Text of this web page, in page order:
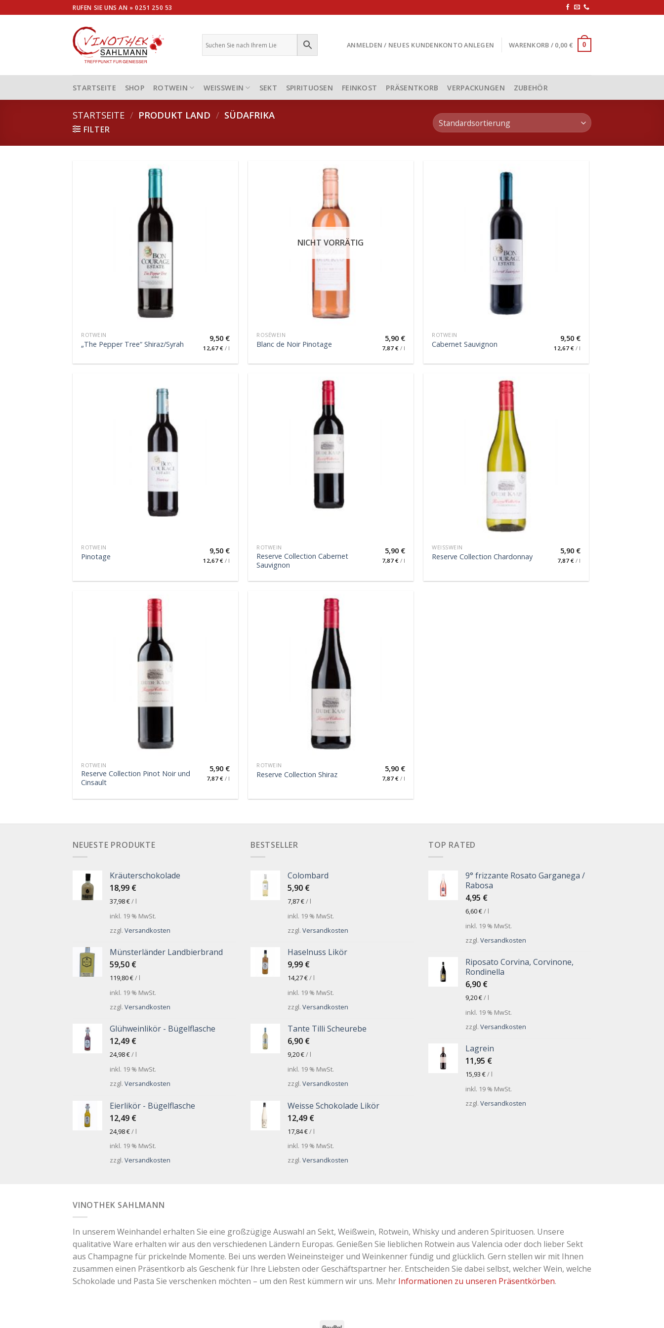
to
RUFEN SIE UNS AN »0251 250 53
ANMELDEN / NEUES KUNDENKONTO ANLEGEN WARENKORB / 0,00 € 0
STARTSEITE SHOP ROTWEIN WEISSWEIN SEKT SPIRITUOSEN FEINKOST PRÄSENTKORB VERPACKUNGEN ZUBEHÖR
STARTSEITE / PRODUKT LAND / SÜDAFRIKA
FILTER
ROTWEIN
„The Pepper Tree“ Shiraz/Syrah
9,50 €
12,67 € / l
NICHT VORRÄTIG
ROSÉWEIN
Blanc de Noir Pinotage
5,90 €
7,87 € / l
ROTWEIN
Cabernet Sauvignon
9,50 €
12,67 € / l
ROTWEIN
Pinotage
9,50 €
12,67 € / l
ROTWEIN
Reserve Collection Cabernet
Sauvignon
5,90 €
7,87 € / l
WEISSWEIN
Reserve Collection Chardonnay
5,90 €
7,87 € / l
ROTWEIN
Reserve Collection Pinot Noir und
Cinsault
5,90 €
7,87 € / l
ROTWEIN
Reserve Collection Shiraz
5,90 €
7,87 € / l
NEUESTE PRODUKTE
Kräuterschokolade
18,99 €
37,98€/ l
inkl. 19 % MwSt.
zzgl. Versandkosten
Münsterländer Landbierbrand
59,50 €
119,80€/ l
inkl. 19 % MwSt.
zzgl. Versandkosten
Glühweinlikör - Bügelflasche
12,49 €
24,98€/ l
inkl. 19 % MwSt.
zzgl. Versandkosten
Eierlikör - Bügelflasche
12,49 €
24,98€/ l
inkl. 19 % MwSt.
zzgl. Versandkosten
BESTSELLER
Colombard
5,90 €
7,87€/ l
inkl. 19 % MwSt.
zzgl. Versandkosten
Haselnuss Likör
9,99 €
14,27€/ l
inkl. 19 % MwSt.
zzgl. Versandkosten
Tante Tilli Scheurebe
6,90 €
9,20€/ l
inkl. 19 % MwSt.
zzgl. Versandkosten
Weisse Schokolade Likör
12,49 €
17,84€/ l
inkl. 19 % MwSt.
zzgl. Versandkosten
TOP RATED
9° frizzante Rosato Garganega /
Rabosa
4,95 €
6,60€/ l
inkl. 19 % MwSt.
zzgl. Versandkosten
Riposato Corvina, Corvinone,
Rondinella
6,90 €
9,20€/ l
inkl. 19 % MwSt.
zzgl. Versandkosten
Lagrein
11,95 €
15,93 €/ l
inkl. 19 % MwSt.
zzgl. Versandkosten
VINOTHEK SAHLMANN
In unserem Weinhandel erhalten Sie eine großzügige Auswahl an Sekt, Weißwein, Rotwein, Whisky und anderen Spirituosen. Unsere
qualitative Ware erhalten wir aus den verschiedenen Ländern Europas. Genießen Sie lieblichen Rotwein aus Valencia oder doch lieber Sekt
aus Champagne für prickelnde Momente. Bei uns werden Weineinsteiger und Weinkenner fündig und glücklich. Gern stellen wir mit Ihnen
zusammen einen Präsentkorb als Geschenk für Ihre Liebsten oder Geschäftspartner her. Entscheiden Sie dabei selbst, welcher Wein, welche
Schokolade und Pasta Sie verschenken möchten – um den Rest kümmern wir uns. Mehr Informationen zu unseren Präsentkörben.